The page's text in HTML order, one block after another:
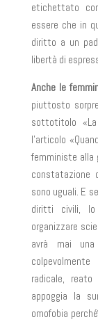
etichettato
essere che in
diritto a un
libertà di
Anche le
piuttosto
sottotitolo
l’articolo
femministe alla
constatazione
sono uguali. E
diritti civili, lo
organizzare
avrà mai una
radicale,
appoggia la
omofobia